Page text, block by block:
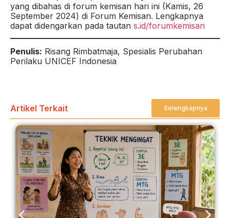
yang dibahas di forum kemisan hari ini (Kamis, 26
September 2024) di Forum Kemisan. Lengkapnya
dapat didengarkan pada tautan s.id/forumkemisan
Penulis: Risang Rimbatmaja, Spesialis Perubahan
Perilaku UNICEF Indonesia
Artikel Terkait Selengkapnya